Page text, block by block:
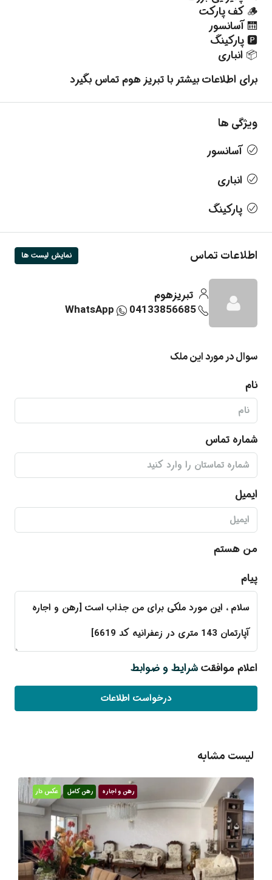
🪵 کف پارکت
🛗 آسانسور
🅿️ پارکینگ
📦 انباری
برای اطلاعات بیشتر با تبریز هوم تماس بگیرد
ویژگی ها
آسانسور
انباری
پارکینگ
اطلاعات تماس نمایش لیست ها
تبریزهوم
04133856685
WhatsApp
سوال در مورد این ملک
نام
شماره تماس
ایمیل
من هستم
پیام
اعلام موافقتشرایط و ضوابط
درخواست اطلاعات
لیست مشابه
رهن و اجاره رهن کامل عکس دار